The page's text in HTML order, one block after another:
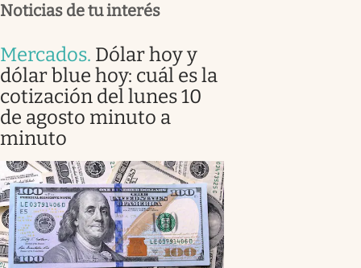
Noticias de tu interés
Mercados. Dólar hoy y
dólar blue hoy: cuál es la
cotización del lunes 10
de agosto minuto a
minuto